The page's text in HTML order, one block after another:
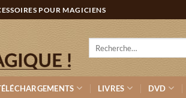
POUR MAGICIENS
LIVRES DVD